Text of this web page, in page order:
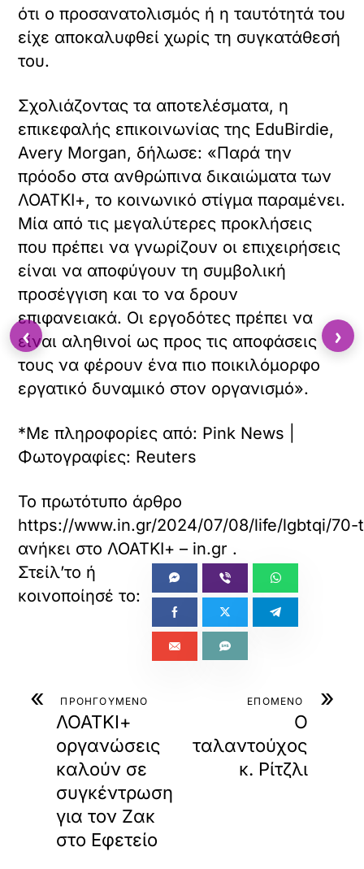
ότι ο προσανατολισμός ή η ταυτότητά του
είχε αποκαλυφθεί χωρίς τη συγκατάθεσή
του.
Σχολιάζοντας τα αποτελέσματα, η
επικεφαλής επικοινωνίας της EduBirdie,
Avery Morgan, δήλωσε: «Παρά την
πρόοδο στα ανθρώπινα δικαιώματα των
ΛΟΑΤΚΙ+, το κοινωνικό στίγμα παραμένει.
Μία από τις μεγαλύτερες προκλήσεις
που πρέπει να γνωρίζουν οι επιχειρήσεις
είναι να αποφύγουν τη συμβολική
προσέγγιση και το να δρουν
επιφανειακά. Οι εργοδότες πρέπει να
είναι αληθινοί ως προς τις αποφάσεις
τους να φέρουν ένα πιο ποικιλόμορφο
εργατικό δυναμικό στον οργανισμό».
*Με πληροφορίες από: Pink News |
Φωτογραφίες: Reuters
Το πρωτότυπο άρθρο
https://www.in.gr/2024/07/08/life/lgbtqi/
ανήκει στοΛΟΑΤΚΙ+ – in.gr .
« ΠΡΟΗΓΟΥΜΕΝΟ
ΛΟΑΤΚΙ+
οργανώσεις
καλούν σε
συγκέντρωση
για τον Ζακ
στο Εφετείο
»
ΕΠΟΜΕΝΟ
Ο
ταλαντούχος
κ. Ρίτζλι
‹ ›